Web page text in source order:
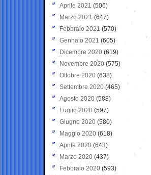
Aprile 2021 (506)
Marzo 2021 (647)
Febbraio 2021 (570)
Gennaio 2021 (605)
Dicembre 2020 (619)
Novembre 2020 (575)
Ottobre 2020 (638)
Settembre 2020(465)
Agosto 2020 (588)
Luglio 2020 (597)
Giugno 2020 (580)
Maggio 2020 (618)
Aprile 2020 (643)
Marzo 2020 (437)
Febbraio 2020 (593)